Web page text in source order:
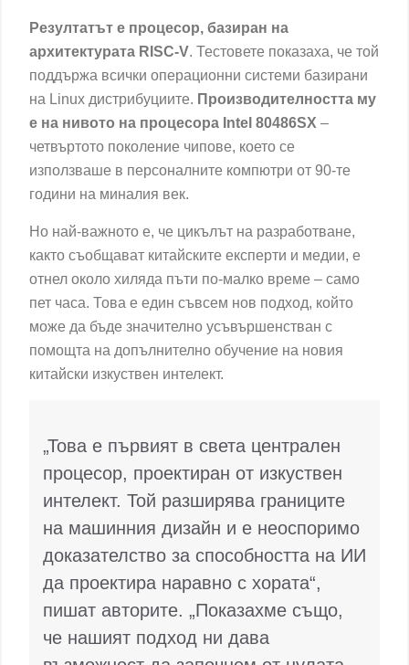
Резултатът е процесор, базиран на
архитектурата RISC-V. Тестовете показаха, че той
поддържа всички операционни системи базирани
на Linux дистрибуциите. Производителността му
е на нивото на процесора Intel 80486SX –
четвъртото поколение чипове, което се
използваше в персоналните компютри от 90-те
години на миналия век.
Но най-важното е, че цикълът на разработване,
както съобщават китайските експерти и медии, е
отнел около хиляда пъти по-малко време – само
пет часа. Това е един съвсем нов подход, който
може да бъде значително усъвършенстван с
помощта на допълнително обучение на новия
китайски изкуствен интелект.
„Това е първият в света централен
процесор, проектиран от изкуствен
интелект. Той разширява границите
на машинния дизайн и е неоспоримо
доказателство за способността на ИИ
да проектира наравно с хората“,
пишат авторите. „Показахме също,
че нашият подход ни дава